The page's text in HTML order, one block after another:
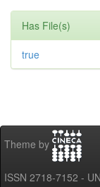
Has File(s)
true
Theme by
ISSN 2718-7152 -